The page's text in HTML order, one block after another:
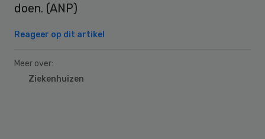
doen. (ANP)
Reageer op dit artikel
Meer over:
Ziekenhuizen